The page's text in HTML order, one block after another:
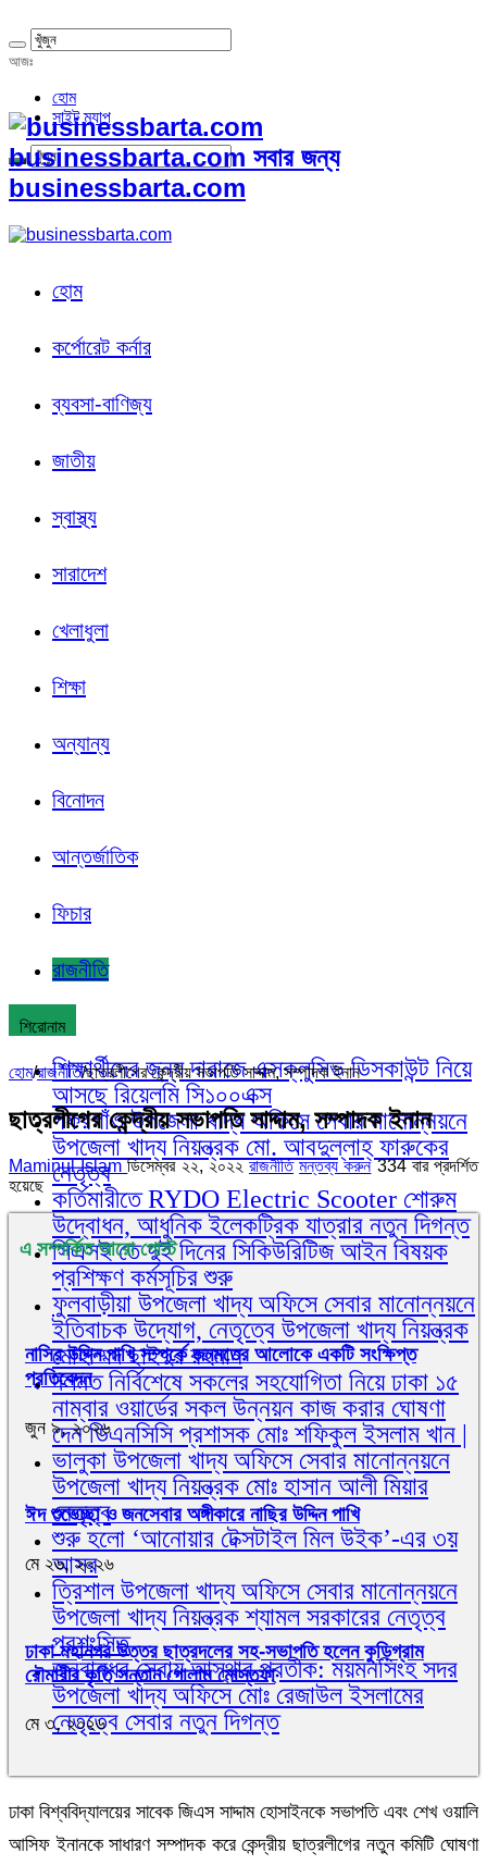
আজঃ
হোম
সাইট ম্যাপ
businessbarta.com সবার জন্য
businessbarta.com
হোম
কর্পোরেট কর্নার
ব্যবসা-বাণিজ্য
জাতীয়
স্বাস্থ্য
সারাদেশ
খেলাধুলা
শিক্ষা
অন্যান্য
বিনোদন
আন্তর্জাতিক
ফিচার
রাজনীতি
শিরোনাম
শিক্ষার্থীদের জন্য দারাজে এক্সক্লুসিভ ডিসকাউন্ট নিয়ে
আসছে রিয়েলমি সি১০০এক্স
গফরগাঁও উপজেলা খাদ্য অফিসে সেবার মানোন্নয়নে
উপজেলা খাদ্য নিয়ন্ত্রক মো. আবদুল্লাহ্ ফারুকের
নেতৃত্ব
কর্তিমারীতে RYDO Electric Scooter শোরুম
উদ্বোধন, আধুনিক ইলেকট্রিক যাত্রার নতুন দিগন্ত
সিএসই তে দুই দিনের সিকিউরিটিজ আইন বিষয়ক
প্রশিক্ষণ কর্মসূচির শুরু
ফুলবাড়ীয়া উপজেলা খাদ্য অফিসে সেবার মানোন্নয়নে
ইতিবাচক উদ্যোগ, নেতৃত্বে উপজেলা খাদ্য নিয়ন্ত্রক
মোহাম্মদ ছাইদুর রহমান
দলমত নির্বিশেষে সকলের সহযোগিতা নিয়ে ঢাকা ১৫
নাম্বার ওয়ার্ডের সকল উন্নয়ন কাজ করার ঘোষণা
দেন ডিএনসিসি প্রশাসক মোঃ শফিকুল ইসলাম খান |
ভালুকা উপজেলা খাদ্য অফিসে সেবার মানোন্নয়নে
উপজেলা খাদ্য নিয়ন্ত্রক মোঃ হাসান আলী মিয়ার
নেতৃত্ব
শুরু হলো ‘আনোয়ার টেক্সটাইল মিল উইক’-এর ৩য়
আসর
ত্রিশাল উপজেলা খাদ্য অফিসে সেবার মানোন্নয়নে
উপজেলা খাদ্য নিয়ন্ত্রক শ্যামল সরকারের নেতৃত্ব
প্রশংসিত
জনবান্ধব সেবায় আস্থার প্রতীক: ময়মনসিংহ সদর
উপজেলা খাদ্য অফিসে মোঃ রেজাউল ইসলামের
নেতৃত্বে সেবার নতুন দিগন্ত
হোম/রাজনীতি/ছাত্রলীগের কেন্দ্রীয় সভাপতি সাদ্দাম, সম্পাদক ইনান
ছাত্রলীগের কেন্দ্রীয় সভাপতি সাদ্দাম, সম্পাদক ইনান
Maminul Islamডিসেম্বর ২২, ২০২২ রাজনীতি মন্তব্য করুন 334 বার প্রদর্শিত
হয়েছে
এ সম্পর্কিত আরো পোস্ট
নাসির উদ্দিন পাখি সম্পর্কে জনমতের আলোকে একটি সংক্ষিপ্ত
প্রতিবেদন
জুন ৯, ২০২৬
ঈদ শুভেচ্ছা ও জনসেবার অঙ্গীকারে নাছির উদ্দিন পাখি
মে ২৬, ২০২৬
ঢাকা মহানগর উত্তর ছাত্রদলের সহ-সভাপতি হলেন কুড়িগ্রাম
রৌমারীর কৃতি সন্তান গোলাম মোস্তফা
মে ৩, ২০২৬
ঢাকা বিশ্ববিদ্যালয়ের সাবেক জিএস সাদ্দাম হোসাইনকে সভাপতি এবং শেখ ওয়ালি
আসিফ ইনানকে সাধারণ সম্পাদক করে কেন্দ্রীয় ছাত্রলীগের নতুন কমিটি ঘোষণা